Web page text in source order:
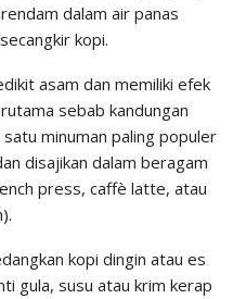
dalam air panas
kopi.
asam dan memiliki efek
sebab kandungan
minuman paling populer
disajikan dalam beragam
press, caffè latte, atau
kopi dingin atau es
gula, susu atau krim kerap